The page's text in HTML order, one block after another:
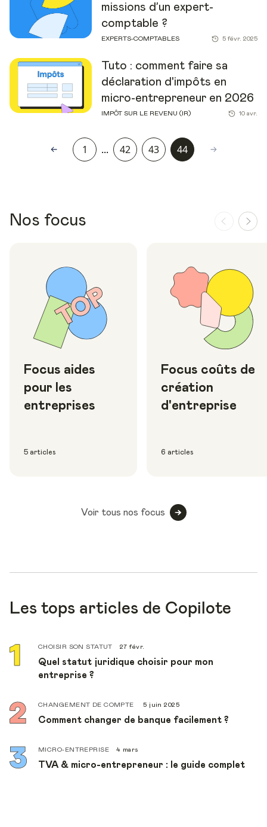
missions d’un expert-
comptable ?
EXPERTS-COMPTABLES 5 févr. 2025
Tuto : comment faire sa
déclaration d'impôts en
micro-entrepreneur en 2026
IMPÔT SUR LE REVENU (IR) 10 avr.
1 ... 42 43 44
Nos focus
Focus aides
pour les
entreprises
5 articles
Focus coûts de
création
d'entreprise
6 articles
Voir tous nos focus
Les tops articles de Copilote
CHOISIR SON STATUT 27 févr.
Quel statut juridique choisir pour mon
entreprise ?
CHANGEMENT DE COMPTE 5 juin 2025
Comment changer de banque facilement ?
MICRO-ENTREPRISE 4 mars
TVA & micro-entrepreneur : le guide complet